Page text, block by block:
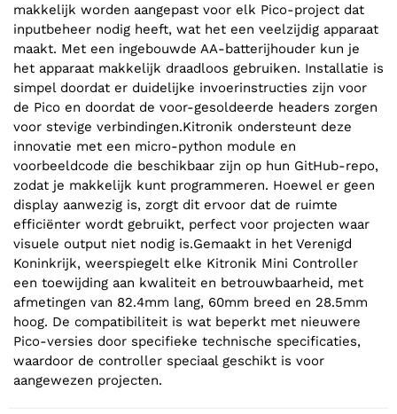
makkelijk worden aangepast voor elk Pico-project dat
inputbeheer nodig heeft, wat het een veelzijdig apparaat
maakt. Met een ingebouwde AA-batterijhouder kun je
het apparaat makkelijk draadloos gebruiken. Installatie is
simpel doordat er duidelijke invoerinstructies zijn voor
de Pico en doordat de voor-gesoldeerde headers zorgen
voor stevige verbindingen.Kitronik ondersteunt deze
innovatie met een micro-python module en
voorbeeldcode die beschikbaar zijn op hun GitHub-repo,
zodat je makkelijk kunt programmeren. Hoewel er geen
display aanwezig is, zorgt dit ervoor dat de ruimte
efficiënter wordt gebruikt, perfect voor projecten waar
visuele output niet nodig is.Gemaakt in het Verenigd
Koninkrijk, weerspiegelt elke Kitronik Mini Controller
een toewijding aan kwaliteit en betrouwbaarheid, met
afmetingen van 82.4mm lang, 60mm breed en 28.5mm
hoog. De compatibiliteit is wat beperkt met nieuwere
Pico-versies door specifieke technische specificaties,
waardoor de controller speciaal geschikt is voor
aangewezen projecten.